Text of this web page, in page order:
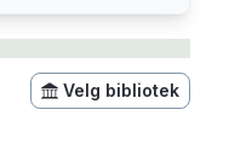
Velg bibliotek